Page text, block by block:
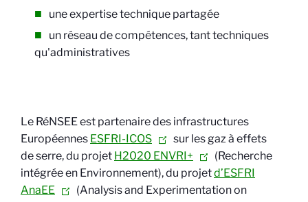
une expertise technique partagée
un réseau de compétences, tant techniques
qu'administratives
Le RéNSEE est partenaire des infrastructures
Européennes ESFRI-ICOS
sur les gaz à effets
de serre, du projet H2020 ENVRI+
(Recherche
intégrée en Environnement), du projetd’ESFRI
AnaEE
(Analysis and Experimentation on